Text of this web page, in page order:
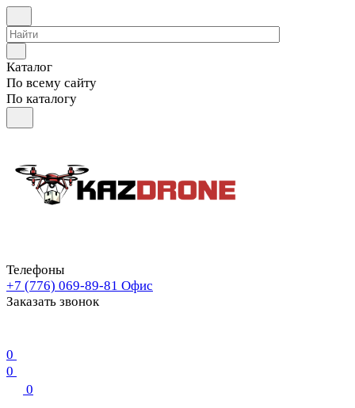
Каталог
По всему сайту
По каталогу
Телефоны
+7 (776) 069-89-81 Офис
Заказать звонок
0
0
0